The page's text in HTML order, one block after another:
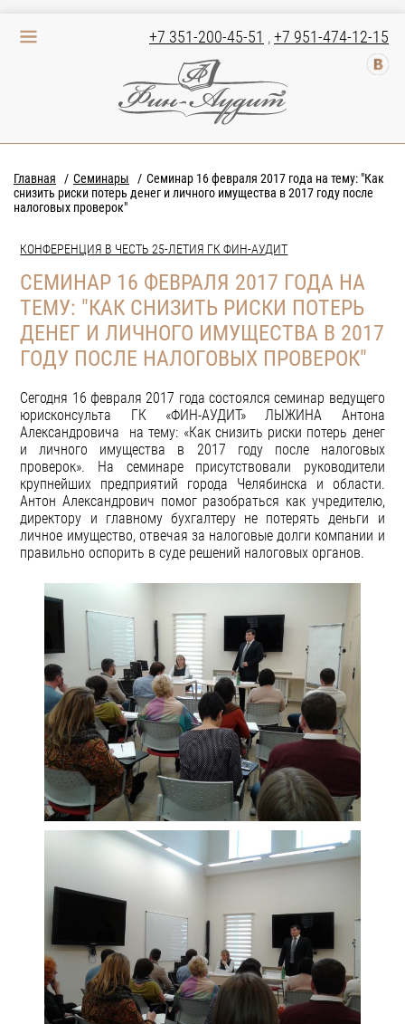
+7 351-200-45-51 ,+7 951-474-12-15
Главная Семинары
Семинар 16 февраля 2017 года на тему: "Как
снизить риски потерь денег и личного имущества в 2017 году после
налоговых проверок"
КОНФЕРЕНЦИЯ В ЧЕСТЬ 25-ЛЕТИЯ ГК ФИН-АУДИТ
СЕМИНАР 16 ФЕВРАЛЯ 2017 ГОДА НА
ТЕМУ: "КАК СНИЗИТЬ РИСКИ ПОТЕРЬ
ДЕНЕГ И ЛИЧНОГО ИМУЩЕСТВА В 2017
ГОДУ ПОСЛЕ НАЛОГОВЫХ ПРОВЕРОК"
Сегодня 16 февраля 2017 года состоялся семинар ведущего
юрисконсульта ГК «ФИН-АУДИТ» ЛЫЖИНА Антона
Александровича на тему: «Как снизить риски потерь денег
и личного имущества в 2017 году после налоговых
проверок». На семинаре присутствовали руководители
крупнейших предприятий города Челябинска и области.
Антон Александрович помог разобраться как учредителю,
директору и главному бухгалтеру не потерять деньги и
личное имущество, отвечая за налоговые долги компании и
правильно оспорить в суде решений налоговых органов.